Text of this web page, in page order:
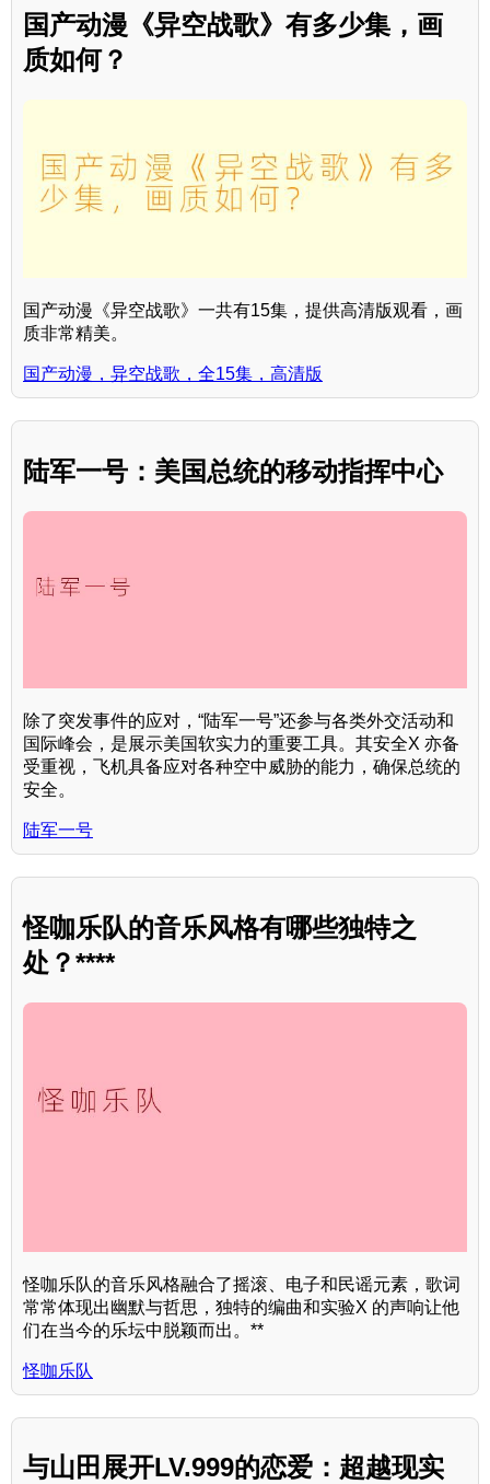
国产动漫《异空战歌》有多少集，画
质如何？
国产动漫《异空战歌》一共有15集，提供高清版观看，画
质非常精美。
国产动漫，异空战歌，全15集，高清版
陆军一号：美国总统的移动指挥中心
除了突发事件的应对，“陆军一号”还参与各类外交活动和
国际峰会，是展示美国软实力的重要工具。其安全X 亦备
受重视，飞机具备应对各种空中威胁的能力，确保总统的
安全。
陆军一号
怪咖乐队的音乐风格有哪些独特之
处？****
怪咖乐队的音乐风格融合了摇滚、电子和民谣元素，歌词
常常体现出幽默与哲思，独特的编曲和实验X 的声响让他
们在当今的乐坛中脱颖而出。**
怪咖乐队
与山田展开LV.999的恋爱：超越现实